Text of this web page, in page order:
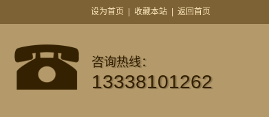
设为首页 收藏本站 返回首页
咨询热线：
13338101262